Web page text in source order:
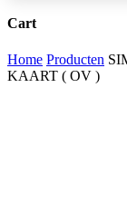
Cart
Close
Cart
Home Producten
KAART ( OV )